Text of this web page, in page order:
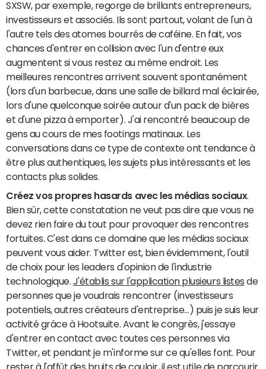
SXSW, par exemple, regorge de brillants entrepreneurs,
investisseurs et associés. Ils sont partout, volant de l'un à
l'autre tels des atomes bourrés de caféine. En fait, vos
chances d'entrer en collision avec l'un d'entre eux
augmentent si vous restez au même endroit. Les
meilleures rencontres arrivent souvent spontanément
(lors d'un barbecue, dans une salle de billard mal éclairée,
lors d'une quelconque soirée autour d'un pack de bières
et d'une pizza à emporter). J'ai rencontré beaucoup de
gens au cours de mes footings matinaux. Les
conversations dans ce type de contexte ont tendance à
être plus authentiques, les sujets plus intéressants et les
contacts plus solides.
Créez vos propres hasards avec les médias sociaux.
Bien sûr, cette constatation ne veut pas dire que vous ne
devez rien faire du tout pour provoquer des rencontres
fortuites. C'est dans ce domaine que les médias sociaux
peuvent vous aider. Twitter est, bien évidemment, l'outil
de choix pour les leaders d'opinion de l'industrie
technologique. J'établis sur l'application plusieurs listes de
personnes que je voudrais rencontrer (investisseurs
potentiels, autres créateurs d'entreprise…) puis je suis leur
activité grâce à Hootsuite. Avant le congrès, j'essaye
d'entrer en contact avec toutes ces personnes via
Twitter, et pendant je m'informe sur ce qu'elles font. Pour
rester à l'affût des bruits de couloir, il est utile de parcourir